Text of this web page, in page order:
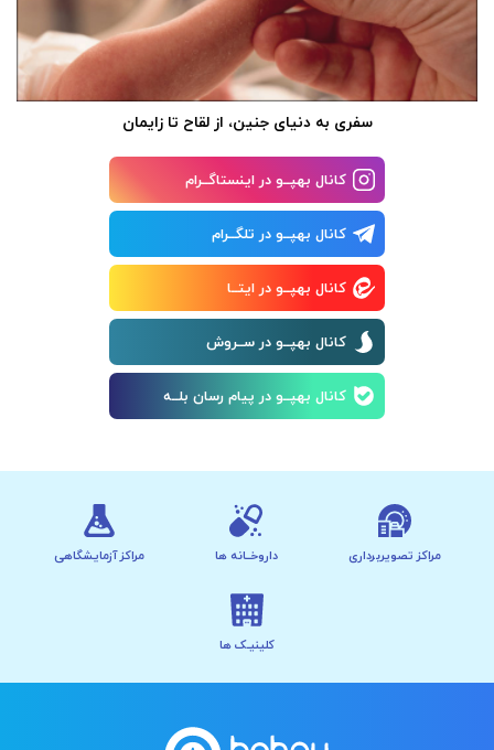
سفری به دنیای جنین، از لقاح تا زایمان
کانال بهپــو در اینستاگــرام
کانال بهپــو در تلگــرام
کانال بهپــو در ایتــا
کانال بهپــو در ســروش
کانال بهپــو در پیام رسان بلــه
مراکز تصویربرداری داروخــانه ها مراکز آزمایشگاهی
کلینیـک ها